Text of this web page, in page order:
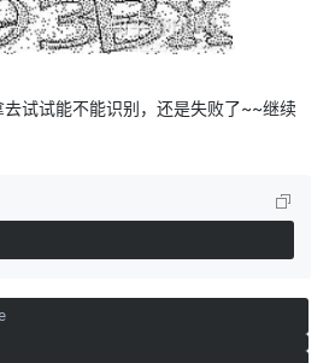
试试能不能识别，还是失败了~~继续